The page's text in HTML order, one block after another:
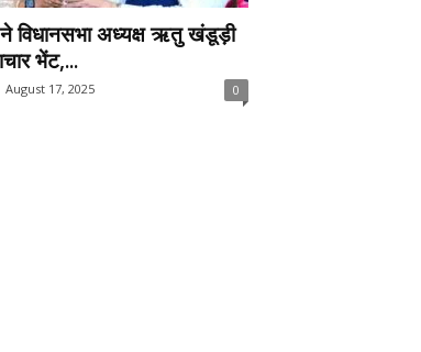
ने विधानसभा अध्यक्ष ऋतु खंडूड़ी
भेंट,...
August 17, 2025 0